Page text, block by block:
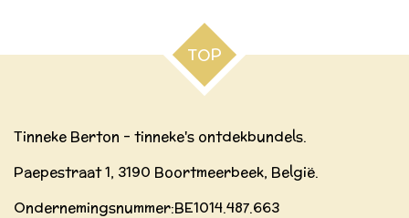
b
k
t
a
g
r
a
e
s
TOP
Tinneke Berton - tinneke's ontdekbundels.
Paepestraat 1, 3190 Boortmeerbeek, België.
Ondernemingsnummer:BE1014.487.663